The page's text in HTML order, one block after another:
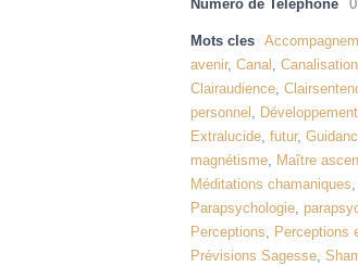
Numero de Telephone
Mots cles
avenir,Canal ,Canalisation
Clairaudience,
personnel ,
Extralucide,futur,
magnétisme, Maître
Méditations chamaniques,
Parapsychologie,
Perceptions, Perceptions
Prévisions Sagesse,